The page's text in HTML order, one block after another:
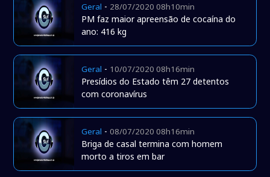
Geral - 28/07/2020 08h10min
PM faz maior apreensão de cocaína do
ano: 416 kg
Geral - 10/07/2020 08h16min
Presídios do Estado têm 27 detentos
com coronavírus
Geral -08/07/2020 08h16min
Briga de casal termina com homem
morto a tiros em bar